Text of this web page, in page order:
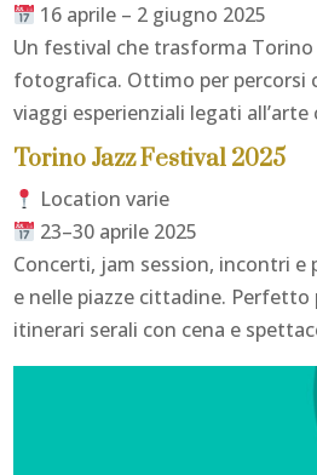
16 aprile – 2 giugno 2025
Un festival che trasforma
fotografica. Ottimo per percorsi
viaggi esperienziali legati
Torino Jazz Festival 2025
Location varie
23–30 aprile 2025
Concerti, jam session, incontri
e nelle piazze cittadine. Perfetto
itinerari serali con cena e